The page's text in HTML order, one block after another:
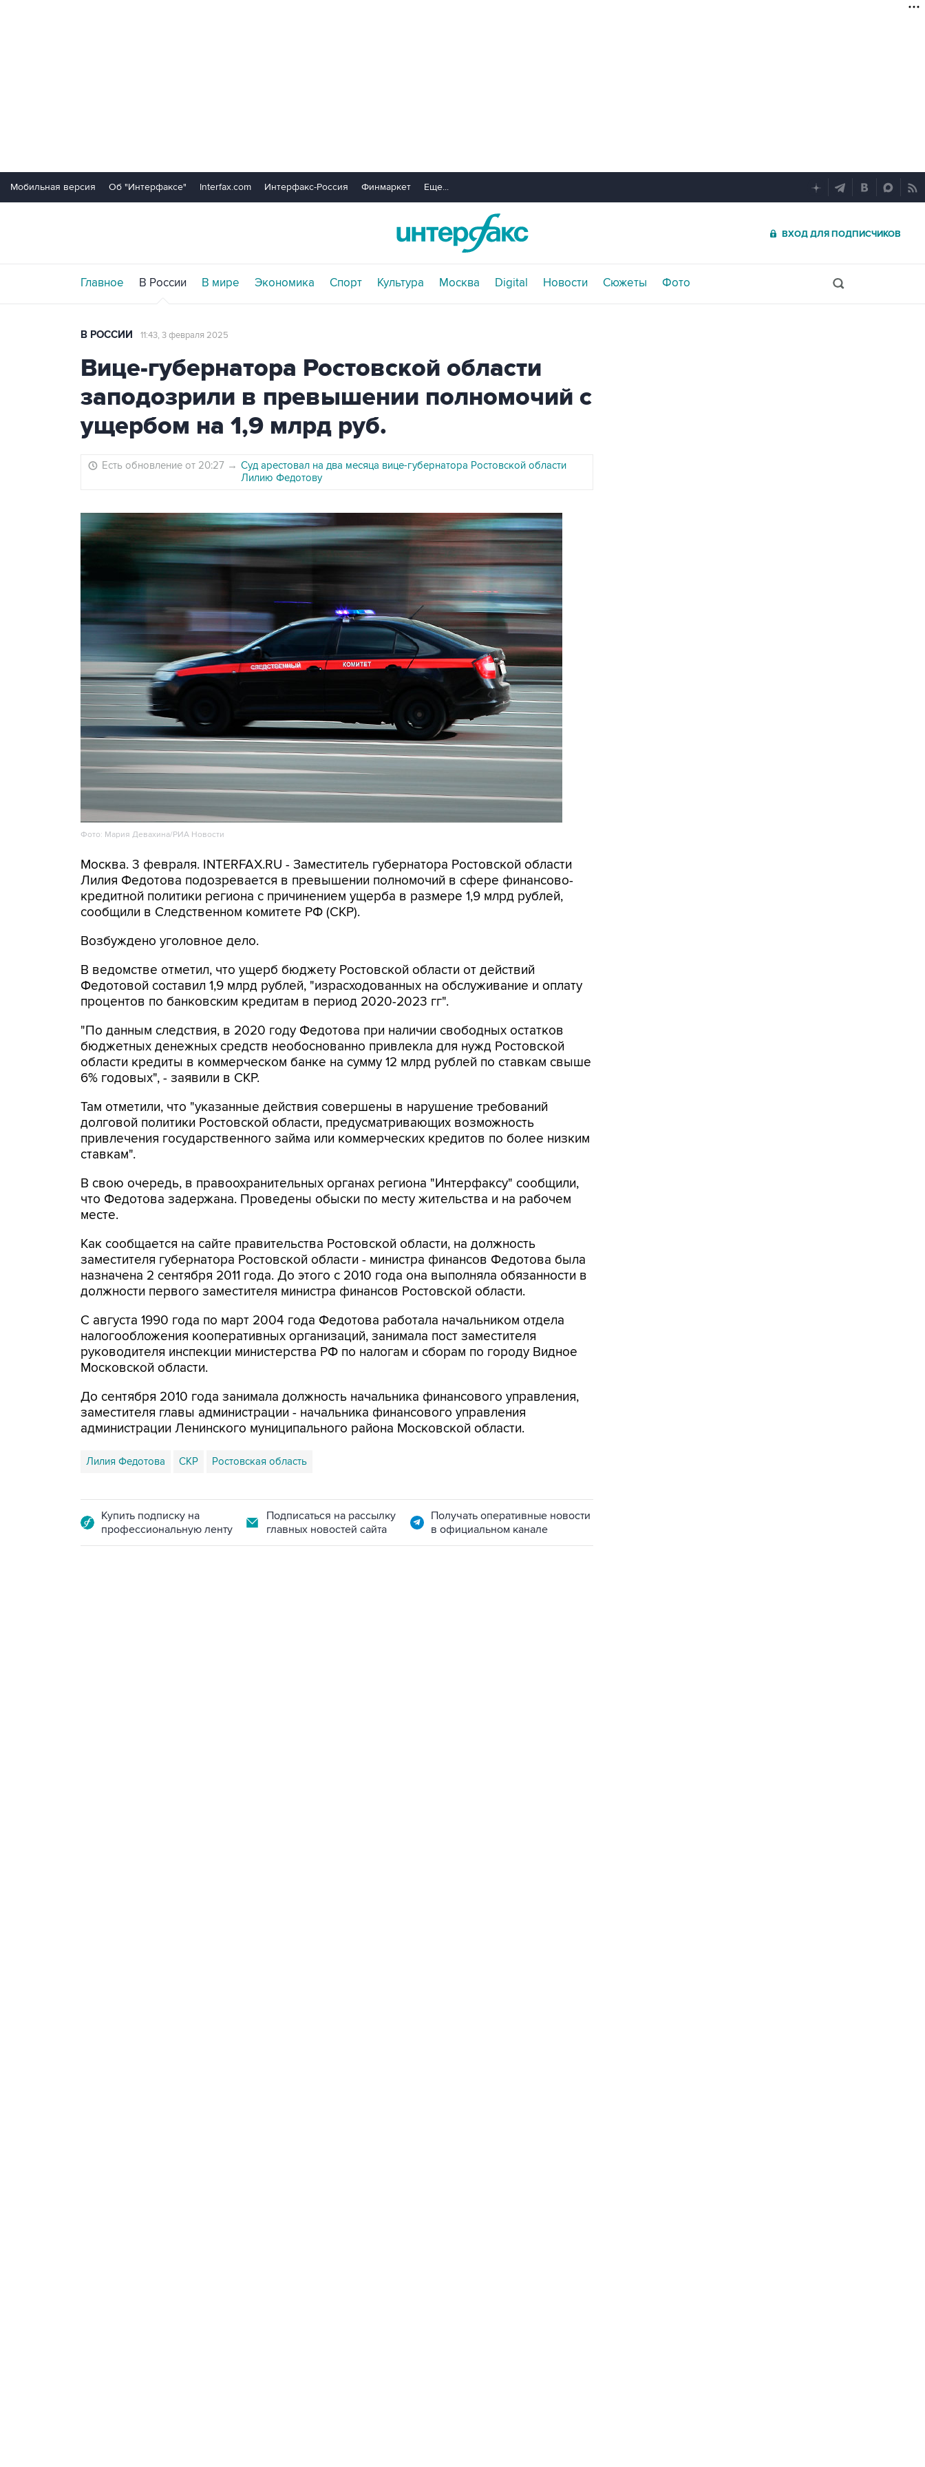
Мобильная версия Об "Интерфаксе" Interfax.com Интерфакс-Россия Финмаркет Еще...
ВХОД ДЛЯ ПОДПИСЧИКОВ
Главное В России В мире Экономика Спорт Культура Москва Digital Новости Сюжеты Фото
В РОССИИ 11:43, 3 февраля 2025
Вице-губернатора Ростовской области
заподозрили в превышении полномочий с
ущербом на 1,9 млрд руб.
Есть обновление от 20:27 → Суд арестовал на два месяца вице-губернатора Ростовской области
Лилию Федотову
Фото: Мария Девахина/РИА Новости
Москва. 3 февраля. INTERFAX.RU - Заместитель губернатора Ростовской области
Лилия Федотова подозревается в превышении полномочий в сфере финансово-
кредитной политики региона с причинением ущерба в размере 1,9 млрд рублей,
сообщили в Следственном комитете РФ (СКР).
Возбуждено уголовное дело.
В ведомстве отметил, что ущерб бюджету Ростовской области от действий
Федотовой составил 1,9 млрд рублей, "израсходованных на обслуживание и оплату
процентов по банковским кредитам в период 2020-2023 гг".
"По данным следствия, в 2020 году Федотова при наличии свободных остатков
бюджетных денежных средств необоснованно привлекла для нужд Ростовской
области кредиты в коммерческом банке на сумму 12 млрд рублей по ставкам свыше
6% годовых", - заявили в СКР.
Там отметили, что "указанные действия совершены в нарушение требований
долговой политики Ростовской области, предусматривающих возможность
привлечения государственного займа или коммерческих кредитов по более низким
ставкам".
В свою очередь, в правоохранительных органах региона "Интерфаксу" сообщили,
что Федотова задержана. Проведены обыски по месту жительства и на рабочем
месте.
Как сообщается на сайте правительства Ростовской области, на должность
заместителя губернатора Ростовской области - министра финансов Федотова была
назначена 2 сентября 2011 года. До этого с 2010 года она выполняла обязанности в
должности первого заместителя министра финансов Ростовской области.
С августа 1990 года по март 2004 года Федотова работала начальником отдела
налогообложения кооперативных организаций, занимала пост заместителя
руководителя инспекции министерства РФ по налогам и сборам по городу Видное
Московской области.
До сентября 2010 года занимала должность начальника финансового управления,
заместителя главы администрации - начальника финансового управления
администрации Ленинского муниципального района Московской области.
Лилия Федотова СКР Ростовская область
Купить подписку на
профессиональную ленту
Подписаться на рассылку
главных новостей сайта
Получать оперативные новости
в официальном канале